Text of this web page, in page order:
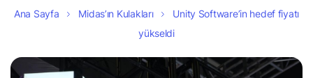
Ana Sayfa Midas’ın Kulakları
Unity Software’in hedef fiyatı
yükseldi